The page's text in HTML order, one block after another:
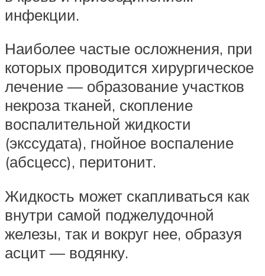
инфекции.
Наиболее частые осложнения, при
которых проводится хирургическое
лечение — образование участков
некроза тканей, скопление
воспалительной жидкости
(экссудата), гнойное воспаление
(абсцесс), перитонит.
Жидкость может скапливаться как
внутри самой поджелудочной
железы, так и вокруг нее, образуя
асцит — водянку.